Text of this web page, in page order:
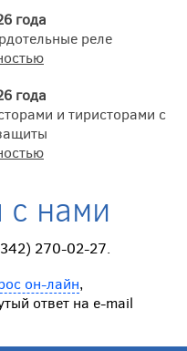
года
реле
года
и тиристорами с
с нами
270-02-27.
он-лайн,
ответ на e-mail